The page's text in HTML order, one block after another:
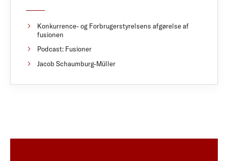
Konkurrence- og Forbrugerstyrelsens afgørelse af
fusionen
Podcast: Fusioner
Jacob Schaumburg-Müller